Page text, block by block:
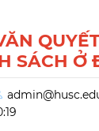
SÁCH Ở